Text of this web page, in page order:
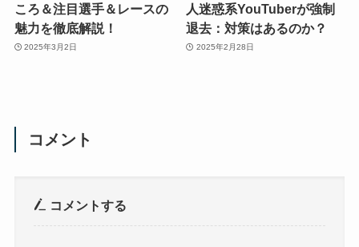
ころ＆注目選手＆レースの
魅力を徹底解説！
2025年3月2日
人迷惑系YouTuberが強制
退去：対策はあるのか？
2025年2月28日
コメント
コメントする